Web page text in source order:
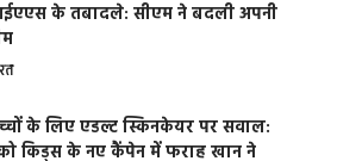
के तबादले: सीएम ने बदली अपनी
के लिए एडल्ट स्किनकेयर पर सवाल:
किड्स के नए कैंपेन में फराह खान ने